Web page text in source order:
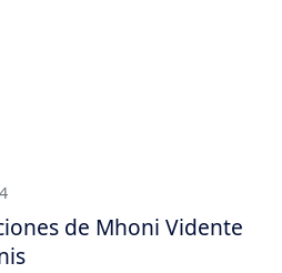
de Mhoni Vidente